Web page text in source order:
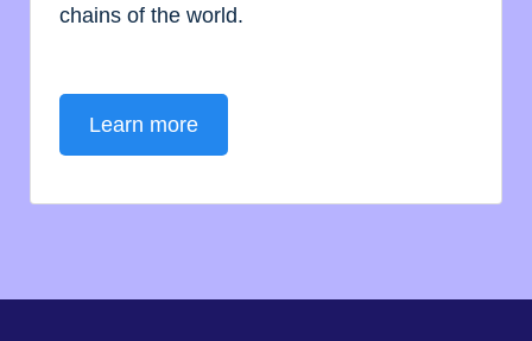
chains of the world.
Learn more